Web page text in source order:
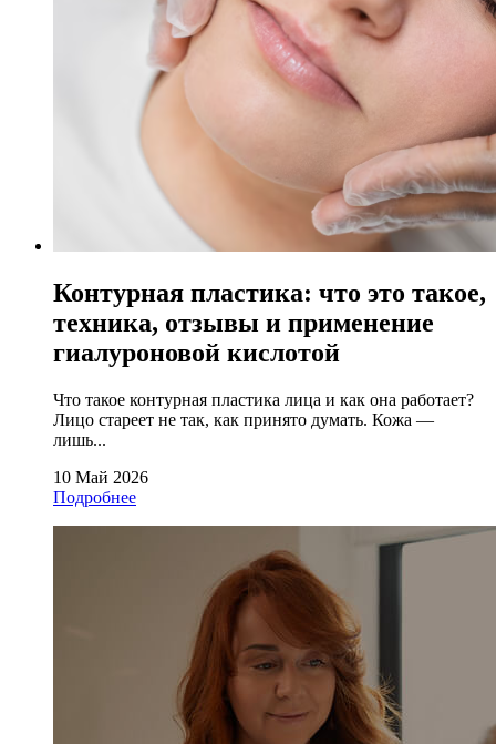
Контурная пластика: что это такое,
техника, отзывы и применение
гиалуроновой кислотой
Что такое контурная пластика лица и как она работает?
Лицо стареет не так, как принято думать. Кожа —
лишь...
10 Май 2026
Подробнее